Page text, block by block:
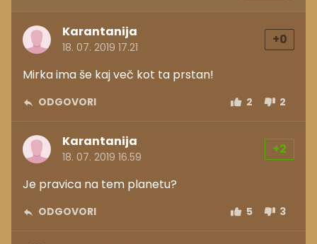
Karantanija
18. 07. 2019 17.21
+0
Mirka ima še kaj več kot ta prstan!
ODGOVORI 2 2
Karantanija
18. 07. 2019 16.59
+2
Je pravica na tem planetu?
ODGOVORI 5 3